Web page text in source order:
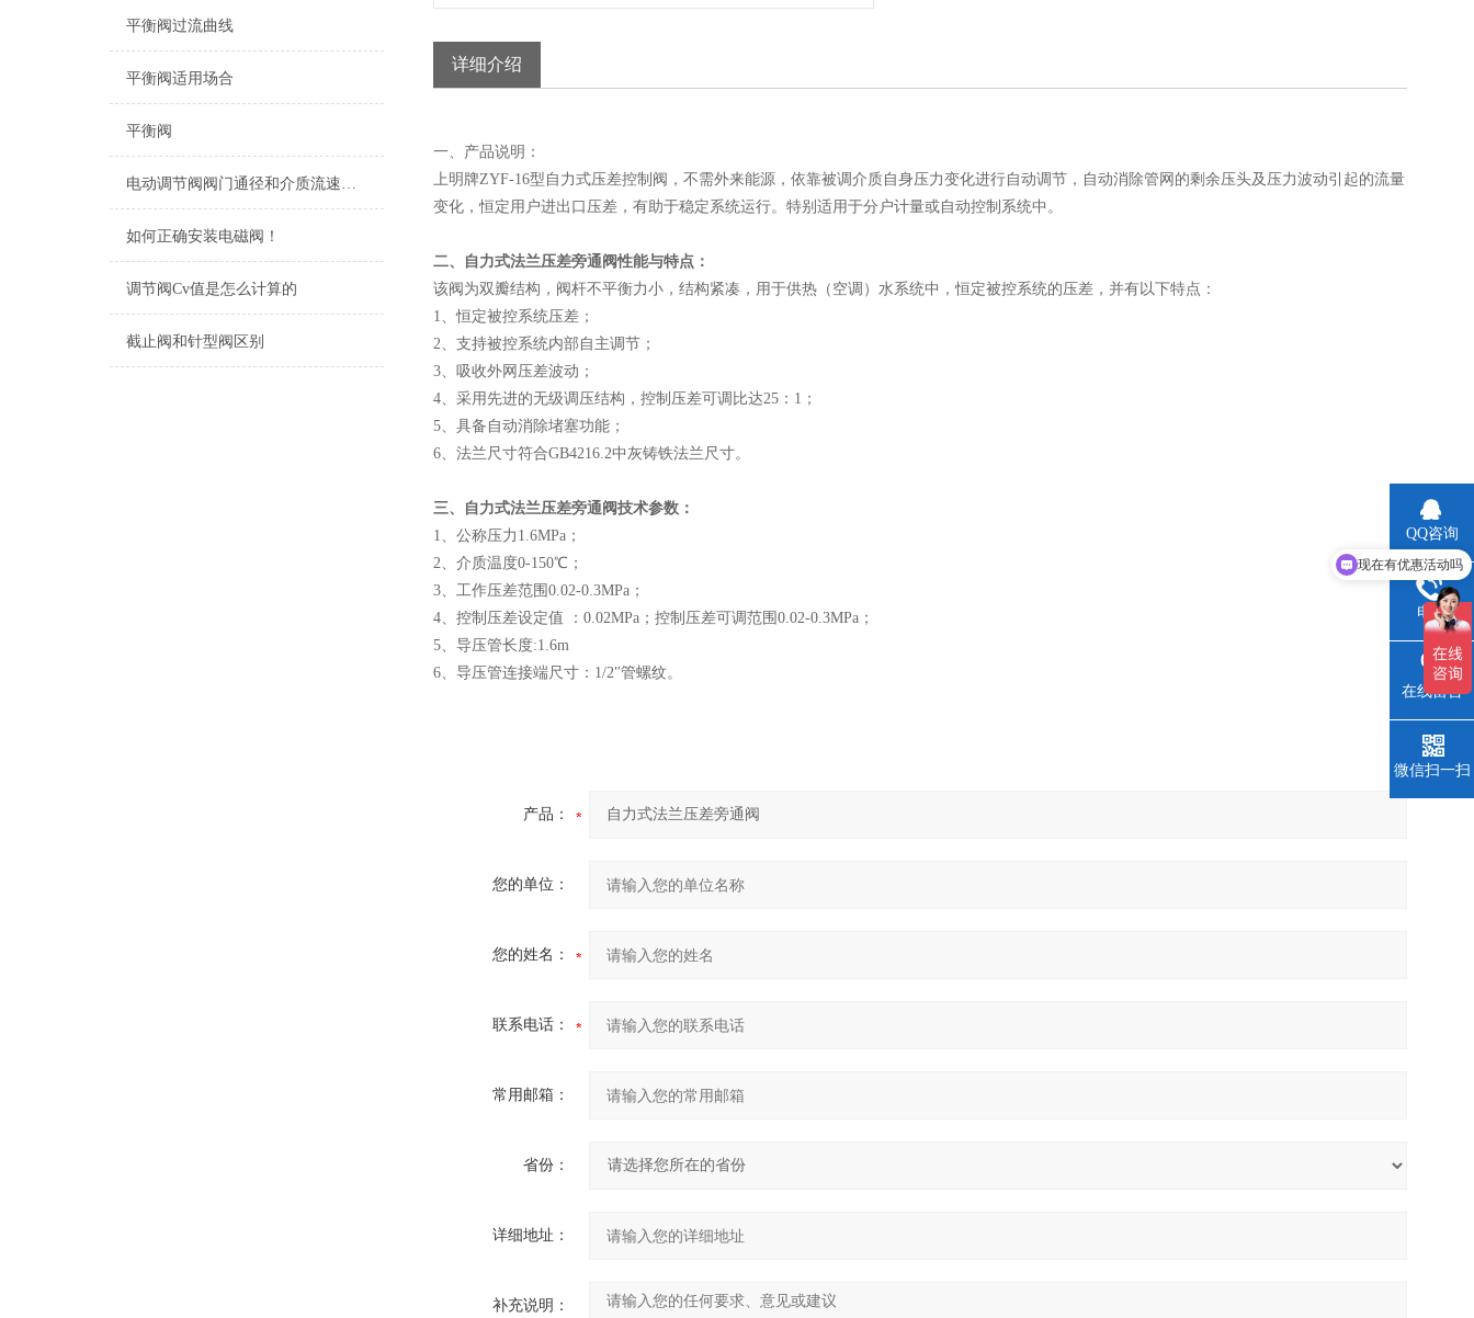
可以介绍下你们的产品么
现在有优惠活动吗
平衡阀过流曲线
平衡阀适用场合
平衡阀
电动调节阀阀门通径和介质流速之间的关系
如何正确安装电磁阀！
调节阀Cv值是怎么计算的
截止阀和针型阀区别
详细介绍
一、产品说明：
上明牌ZYF-16型自力式压差控制阀，不需外来能源，依靠被调介质自身压力变化进行自动调节，自动消除管网的剩余压头及压力波动引起的流量
变化，恒定用户进出口压差，有助于稳定系统运行。特别适用于分户计量或自动控制系统中。
二、 自力式法兰压差旁通阀性能与特点：
该阀为双瓣结构，阀杆不平衡力小，结构紧凑，用于供热（空调）水系统中，恒定被控系统的压差，并有以下特点：
1、恒定被控系统压差；
2、支持被控系统内部自主调节；
3、吸收外网压差波动；
4、采用先进的无级调压结构，控制压差可调比达25：1；
5、具备自动消除堵塞功能；
6、法兰尺寸符合GB4216.2中灰铸铁法兰尺寸。
三、 自力式法兰压差旁通阀技术参数：
1、公称压力1.6MPa；
2、介质温度0-150℃；
3、工作压差范围0.02-0.3MPa；
4、控制压差设定值 ：0.02MPa；控制压差可调范围0.02-0.3MPa；
5、导压管长度:1.6m
6、导压管连接端尺寸：1/2"管螺纹。
产品：
您的单位：
您的姓名：
联系电话：
常用邮箱：
省份：
详细地址：
补充说明：
QQ咨询
电话
在线留言
微信扫一扫